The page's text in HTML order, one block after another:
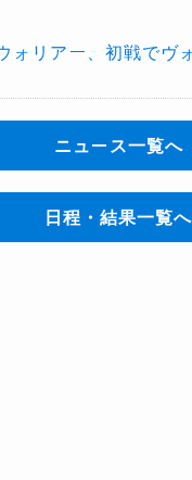
ォリアー、初戦でヴ
ニュース一覧へ
日程・結果一覧へ